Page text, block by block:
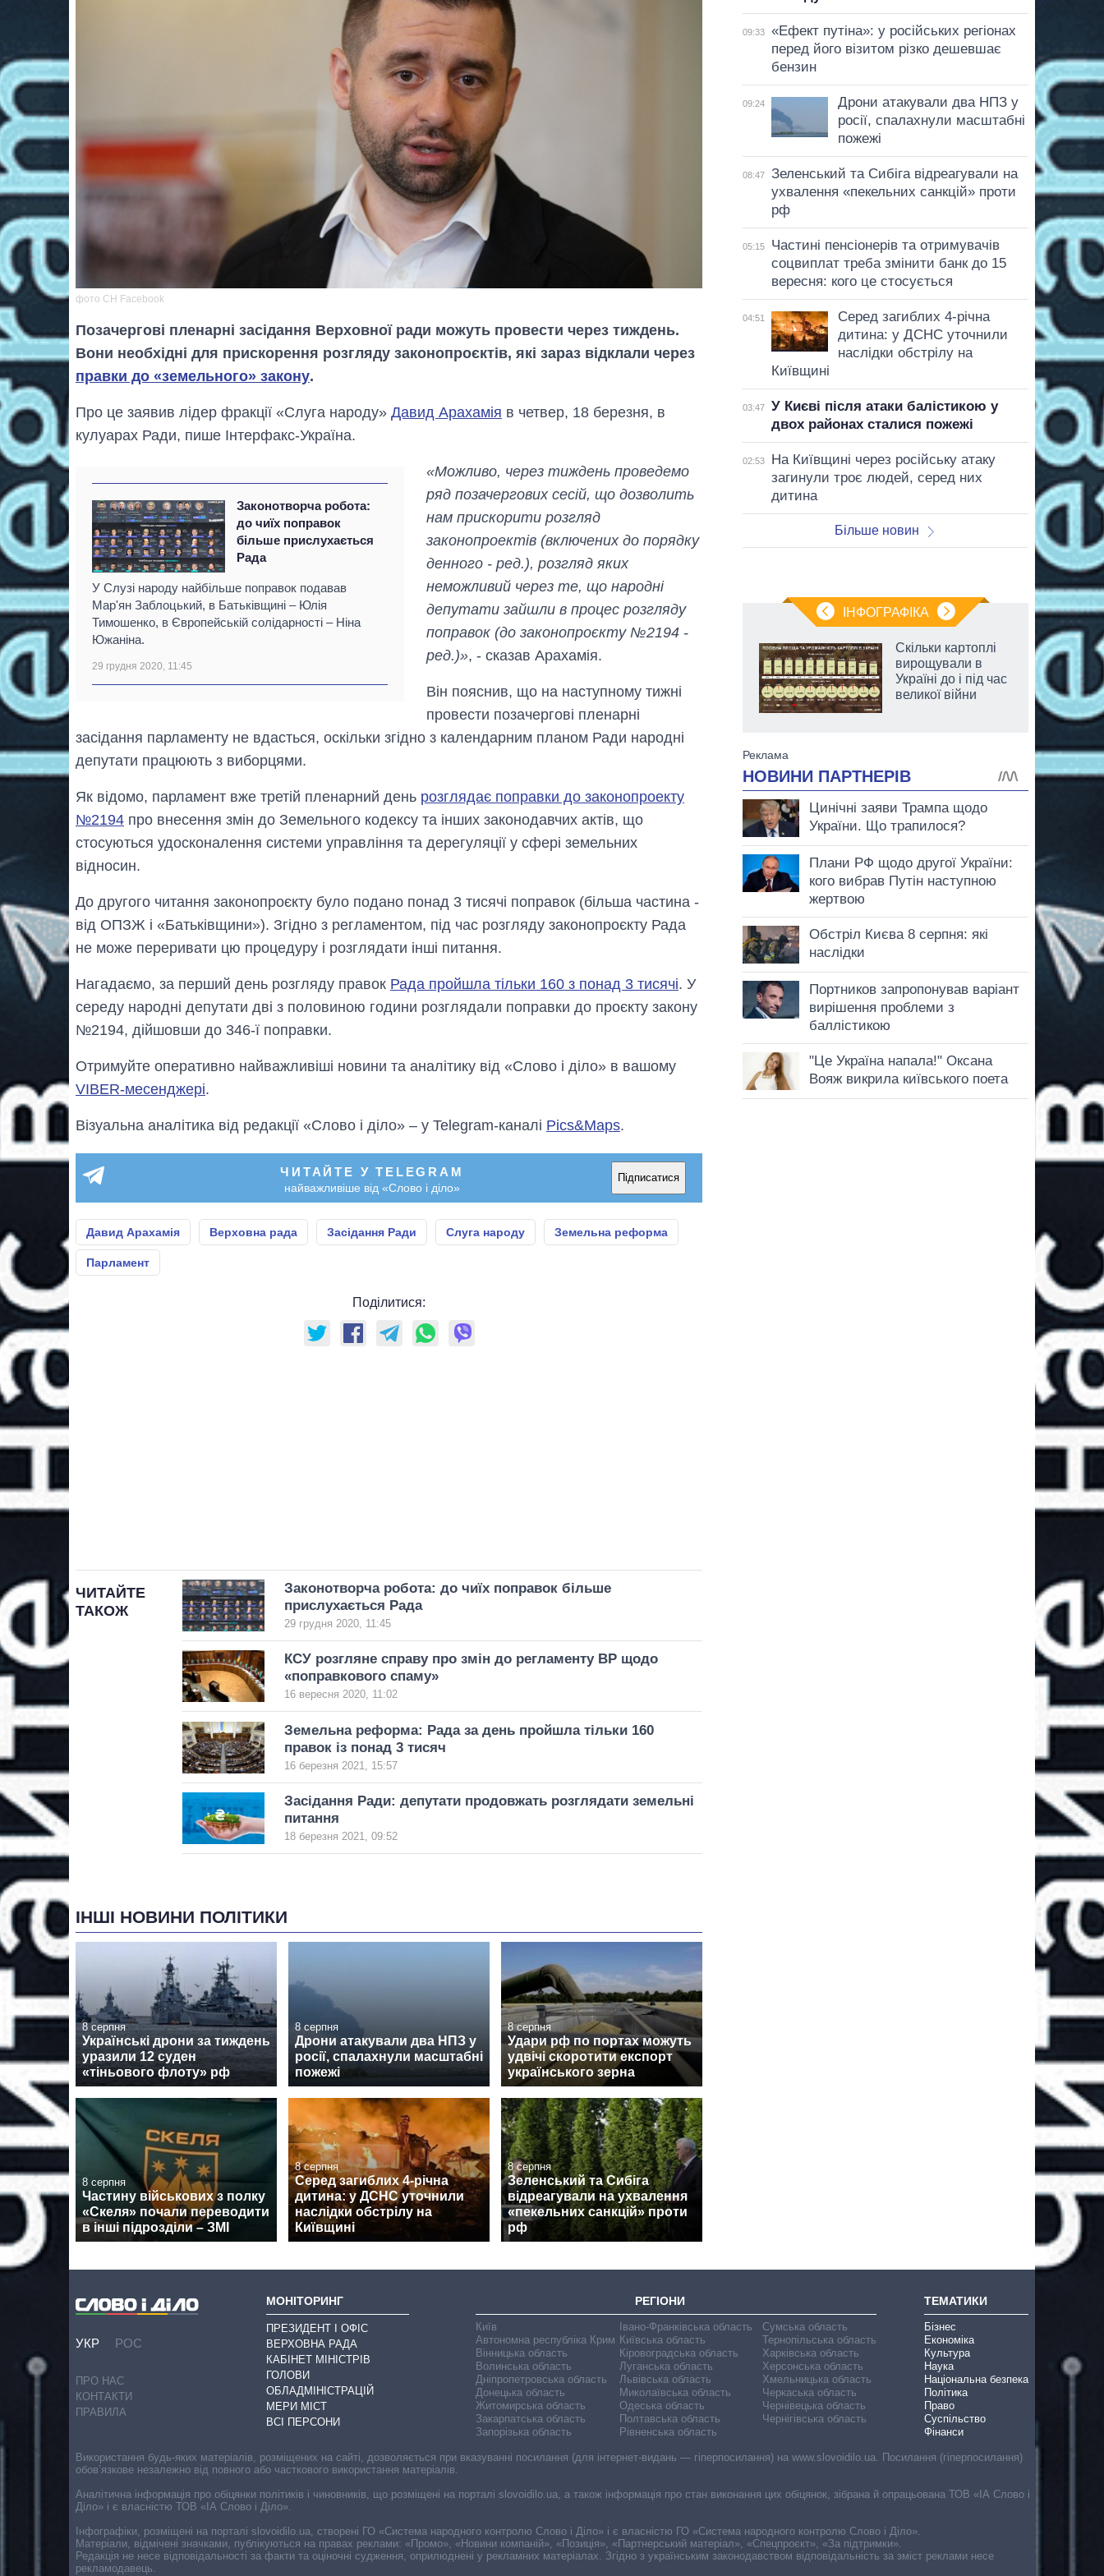
фото СН Facebook
Позачергові пленарні засідання Верховної ради можуть провести через тиждень.
Вони необхідні для прискорення розгляду законопроєктів, які зараз відклали через
правки до «земельного» закону.
Про це заявив лідер фракції «Слуга народу» Давид Арахамія в четвер, 18 березня, в
кулуарах Ради, пише Інтерфакс-Україна.
Законотворча робота:
до чиїх поправок
більше прислухається
Рада
У Слузі народу найбільше поправок подавав
Мар'ян Заблоцький, в Батьківщині – Юлія
Тимошенко, в Європейській солідарності – Ніна
Южаніна.
29 грудня 2020, 11:45
«Можливо, через тиждень проведемо
ряд позачергових сесій, що дозволить
нам прискорити розгляд
законопроектів (включених до порядку
денного - ред.), розгляд яких
неможливий через те, що народні
депутати зайшли в процес розгляду
поправок (до законопроєкту №2194 -
ред.)», - сказав Арахамія.
Він пояснив, що на наступному тижні
провести позачергові пленарні
засідання парламенту не вдасться, оскільки згідно з календарним планом Ради народні
депутати працюють з виборцями.
Як відомо, парламент вже третій пленарний день розглядає поправки до законопроекту
№2194 про внесення змін до Земельного кодексу та інших законодавчих актів, що
стосуються удосконалення системи управління та дерегуляції у сфері земельних
відносин.
До другого читання законопроєкту було подано понад 3 тисячі поправок (більша частина -
від ОПЗЖ і «Батьківщини»). Згідно з регламентом, під час розгляду законопроєкту Рада
не може переривати цю процедуру і розглядати інші питання.
Нагадаємо, за перший день розгляду правок Рада пройшла тільки 160 з понад 3 тисячі. У
середу народні депутати дві з половиною години розглядали поправки до проєкту закону
№2194, дійшовши до 346-ї поправки.
Отримуйте оперативно найважливіші новини та аналітику від «Слово і діло» в вашому
VIBER-месенджері.
Візуальна аналітика від редакції «Слово і діло» – у Telegram-каналі Pics&Maps.
ЧИТАЙТЕ У TELEGRAM
найважливіше від «Слово і діло»
Підписатися
Давид Арахамія Верховна рада Засідання Ради Слуга народу Земельна реформа
Парламент
Поділитися:
ЧИТАЙТЕ
ТАКОЖ
Законотворча робота: до чиїх поправок більше
прислухається Рада
29 грудня 2020, 11:45
КСУ розгляне справу про змін до регламенту ВР щодо
«поправкового спаму»
16 вересня 2020, 11:02
Земельна реформа: Рада за день пройшла тільки 160
правок із понад 3 тисяч
16 березня 2021, 15:57
Засідання Ради: депутати продовжать розглядати земельні
питання
18 березня 2021, 09:52
ІНШІ НОВИНИ ПОЛІТИКИ
8 серпня
Українські дрони за тиждень
уразили 12 суден
«тіньового флоту» рф
8 серпня
Дрони атакували два НПЗ у
росії, спалахнули масштабні
пожежі
8 серпня
Удари рф по портах можуть
удвічі скоротити експорт
українського зерна
8 серпня
Частину військових з полку
«Скеля» почали переводити
в інші підрозділи – ЗМІ
8 серпня
Серед загиблих 4-річна
дитина: у ДСНС уточнили
наслідки обстрілу на
Київщині
8 серпня
Зеленський та Сибіга
відреагували на ухвалення
«пекельних санкцій» проти
рф
09:33
«Ефект путіна»: у російських регіонах
перед його візитом різко дешевшає
бензин
09:24
Дрони атакували два НПЗ у
росії, спалахнули масштабні
пожежі
08:47
Зеленський та Сибіга відреагували на
ухвалення «пекельних санкцій» проти
рф
05:15
Частині пенсіонерів та отримувачів
соцвиплат треба змінити банк до 15
вересня: кого це стосується
04:51
Серед загиблих 4-річна
дитина: у ДСНС уточнили
наслідки обстрілу на
Київщині
03:47
У Києві після атаки балістикою у
двох районах сталися пожежі
02:53
На Київщині через російську атаку
загинули троє людей, серед них
дитина
Більше новин
ІНФОГРАФІКА
область стали
головною ціллю
рф
Скільки картоплі
вирощували в
Україні до і під час
великої війни
УКР РОС
ПРО НАС
КОНТАКТИ
ПРАВИЛА
МОНІТОРИНГ
ПРЕЗИДЕНТ І ОФІС
ВЕРХОВНА РАДА
КАБІНЕТ МІНІСТРІВ
ГОЛОВИ
ОБЛАДМІНІСТРАЦІЙ
МЕРИ МІСТ
ВСІ ПЕРСОНИ
РЕГІОНИ
Київ
Автономна республіка Крим
Вінницька область
Волинська область
Дніпропетровська область
Донецька область
Житомирська область
Закарпатська область
Запорізька область
Івано-Франківська область
Київська область
Кіровоградська область
Луганська область
Львівська область
Миколаївська область
Одеська область
Полтавська область
Рівненська область
Сумська область
Тернопільська область
Харківська область
Херсонська область
Хмельницька область
Черкаська область
Чернівецька область
Чернігівська область
ТЕМАТИКИ
Бізнес
Економіка
Культура
Наука
Національна безпека
Політика
Право
Суспільство
Фінанси
Використання будь-яких матеріалів, розміщених на сайті, дозволяється при вказуванні посилання (для інтернет-видань — гіперпосилання) на www.slovoidilo.ua. Посилання (гіперпосилання)
обов’язкове незалежно від повного або часткового використання матеріалів.
Аналітична інформація про обіцянки політиків і чиновників, що розміщені на порталі slovoidilo.ua, а також інформація про стан виконання цих обіцянок, зібрана й опрацьована ТОВ «ІА Слово і
Діло» і є власністю ТОВ «ІА Слово і Діло».
Інфографіки, розміщені на порталі slovoidilo.ua, створені ГО «Система народного контролю Слово і Діло» і є власністю ГО «Система народного контролю Слово і Діло».
Матеріали, відмічені значками, публікуються на правах реклами: «Промо», «Новини компаній», «Позиція», «Партнерський матеріал», «Спецпроєкт», «За підтримки».
Редакція не несе відповідальності за факти та оціночні судження, оприлюднені у рекламних матеріалах. Згідно з українським законодавством відповідальність за зміст реклами несе
рекламодавець.